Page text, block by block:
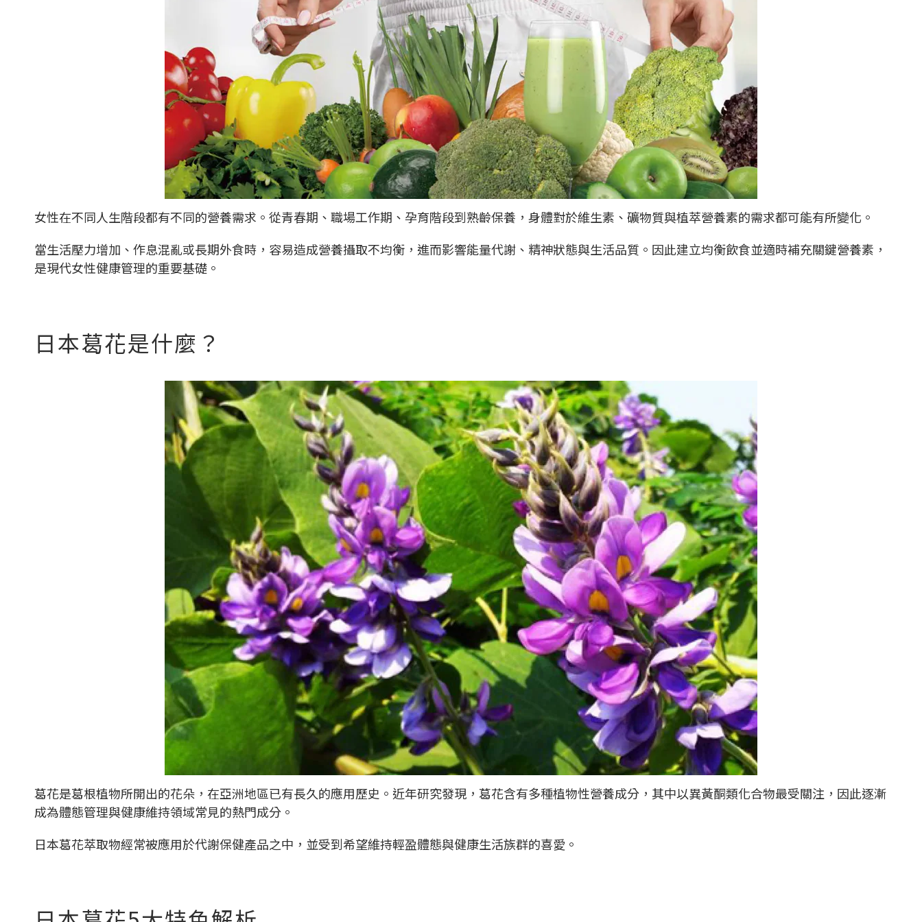
女性在不同人生階段都有不同的營養需求。從青春期、職場工作期、孕育階段到熟齡保養，身體對於維生素、礦物質與植萃營養素的需求都可能有所變化。
當生活壓力增加、作息混亂或長期外食時，容易造成營養攝取不均衡，進而影響能量代謝、精神狀態與生活品質。因此建立均衡飲食並適時補充關鍵營養素，
是現代女性健康管理的重要基礎。
日本葛花是什麼？
葛花是葛根植物所開出的花朵，在亞洲地區已有長久的應用歷史。近年研究發現，葛花含有多種植物性營養成分，其中以異黃酮類化合物最受關注，因此逐漸
成為體態管理與健康維持領域常見的熱門成分。
日本葛花萃取物經常被應用於代謝保健產品之中，並受到希望維持輕盈體態與健康生活族群的喜愛。